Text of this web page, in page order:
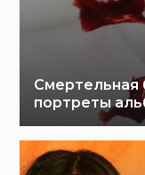
Смертельная
портреты